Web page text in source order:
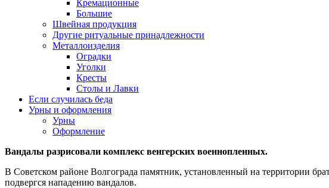
Кремационные
Большие
Швейная продукция
Другие ритуальные принадлежности
Металлоизделия
Оградки
Уголки
Кресты
Столы и Лавки
Если случилась беда
Урны и оформления
Урны
Оформление
Вандалы разрисовали комплекс венгерских военнопленных.
В Советском районе Волгограда памятник, установленный на территории
подвергся нападению вандалов.